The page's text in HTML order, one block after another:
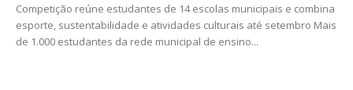
Competição reúne estudantes de 14 escolas municipais e combina
esporte, sustentabilidade e atividades culturais até setembro Mais
de 1.000 estudantes da rede municipal de ensino...